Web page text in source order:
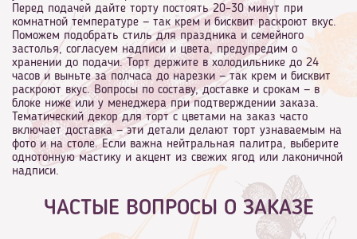
Перед подачей дайте торту постоять 20–30 минут при
комнатной температуре — так крем и бисквит раскроют вкус.
Поможем подобрать стиль для праздника и семейного
застолья, согласуем надписи и цвета, предупредим о
хранении до подачи. Торт держите в холодильнике до 24
часов и выньте за полчаса до нарезки — так крем и бисквит
раскроют вкус. Вопросы по составу, доставке и срокам — в
блоке ниже или у менеджера при подтверждении заказа.
Тематический декор для торт с цветами на заказ часто
включает доставка — эти детали делают торт узнаваемым на
фото и на столе. Если важна нейтральная палитра, выберите
однотонную мастику и акцент из свежих ягод или лаконичной
надписи.
ЧАСТЫЕ ВОПРОСЫ О ЗАКАЗЕ